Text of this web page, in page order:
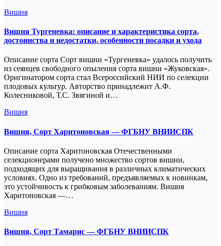
Вишня
Вишня Тургеневка: описание и характеристика сорта,
достоинства и недостатки, особенности посадки и ухода
Описание сорта Сорт вишни «Тургеневка» удалось получить
из сеянцев свободного опыления сорта вишни «Жуковская».
Оригинатором сорта стал Всероссийский НИИ по селекции
плодовых культур. Авторство принадлежит А.Ф.
Колесниковой, Т.С. Звягиной и…
Вишня
Вишня, Сорт Харитоновская — ФГБНУ ВНИИСПК
Описание сорта Харитоновская Отечественными
селекционерами получено множество сортов вишни,
подходящих для выращивания в различных климатических
условиях. Одно из требований, предъявляемых к новинкам,
это устойчивость к грибковым заболеваниям. Вишня
Харитоновская —…
Вишня
Вишня, Сорт Тамарис — ФГБНУ ВНИИСПК